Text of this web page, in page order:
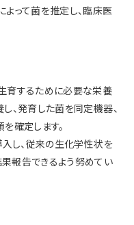
って菌を推定し、臨床医
育するために必要な栄養
、発育した菌を同定機器、
確定します。
し、従来の生化学性状を
報告できるよう努めてい